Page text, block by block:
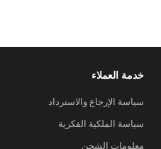
خدمة العملاء
سياسة الإرجاع والاسترداد
سياسة الملكية الفكرية
معلومات الشحن